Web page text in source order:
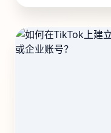
高。更提供超越
優化收益的老手
後的商業邏輯，打